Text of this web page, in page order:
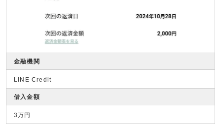
金融機関
LINE Credit
借入金額
3万円